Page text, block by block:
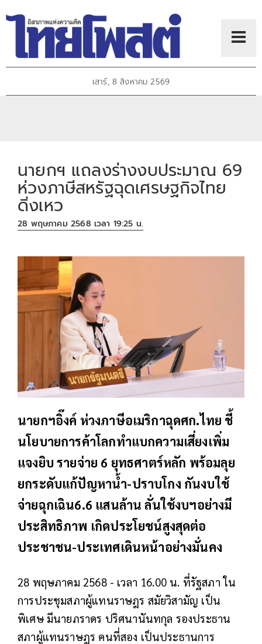
เสาร์, 8 สิงหาคม 2569
นายกฯ แถลงร่างงบประมาณ 69
ห่วงภาษีสหรัฐฉุดเศรษฐกิจไทย
ดิ่งเหว
28 พฤษภาคม 2568 เวลา 19:25 น.
นายกฯอิ๊งค์ ห่วงภาษีอเมริกาฉุดศก.ไทย ชี้
นโยบายการค้าโลกทำแบกความเสี่ยงเพิ่ม
แจงยิบ รายจ่าย 6 ยุทธศาตร์หลัก พร้อมลุย
ยกระดับแก้ปัญหาน้ำ-ปราบโกง กันงบใช้
จ่ายฉุกเฉิน6.6 แสนล้าน ลั่นใช้งบฯอย่างมี
ประสิทธิภาพ เกิดประโยชน์สูงสุดต่อ
ประชาชน-ประเทศเดินหน้าอย่างมั่นคง
28 พฤษภาคม 2568 - เวลา 16.00 น. ที่รัฐสภา ใน
การประชุมสภาผู้แทนราษฎร สมัยวิสามัญ เป็น
พิเศษ มีนายภราดร ปริศนานันทกุล รองประธาน
สภาผู้แทนราษฎร คนที่สอง เป็นประธานการ